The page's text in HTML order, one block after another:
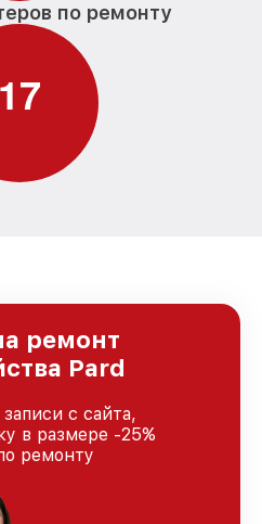
по ремонту
17
ремонт
Pard
с сайта,
в размере -25%
ремонту